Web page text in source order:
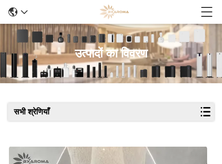
उत्पादों का विवरण
सभी श्रेणियाँ